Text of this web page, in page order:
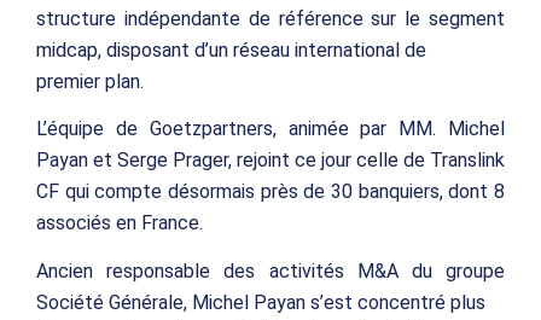
structure indépendante de référence sur le segment
midcap, disposant d’un réseau international de
premier plan.
L’équipe de Goetzpartners, animée par MM. Michel
Payan et Serge Prager, rejoint ce jour celle de Translink
CF qui compte désormais près de 30 banquiers, dont 8
associés en France.
Ancien responsable des activités M&A du groupe
Société Générale, Michel Payan s’est concentré plus